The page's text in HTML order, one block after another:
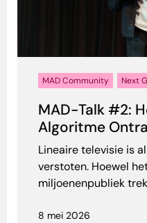
MAD Community Next
MAD-Talk #2:
Algoritme
Lineaire televisie is
verstoten. Hoewel
miljoenenpubliek
8 mei 2026